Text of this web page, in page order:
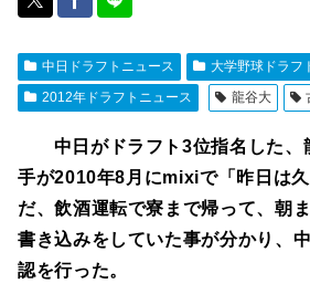
中日ドラフトニュース
大学野球ドラフ
2012年ドラフトニュース
龍谷大
中日がドラフト3位指名した、
手が2010年8月にmixiで「昨日は
だ、飲酒運転で寮まで帰って、朝
書き込みをしていた事が分かり、
認を行った。